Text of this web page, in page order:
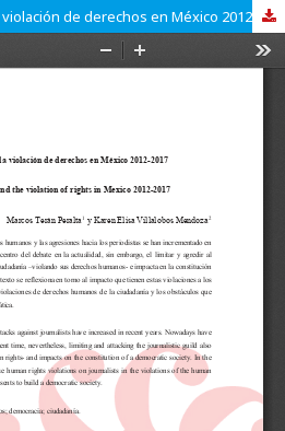
El rol del periodismo y la violación de derechos en México 2012-2017.